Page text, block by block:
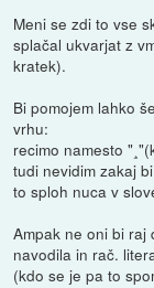
Meni se zdi to vse
splačal ukvarjat z
kratek).
Bi pomojem lahko
vrhu:
recimo namesto
tudi nevidim zakaj
to sploh nuca v
Ampak ne oni bi raj
navodila in rač.
(kdo se je pa to